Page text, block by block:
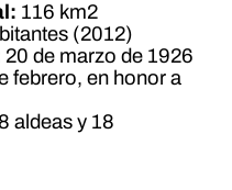
116 km2
(2012)
20 de marzo de 1926
febrero, en honor a
aldeas y 18